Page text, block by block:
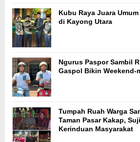
Kubu Raya Juara
di Kayong Utara
Ngurus Paspor Sambil
Gaspol Bikin Weekend-
Tumpah Ruah Warga
Taman Pasar Kakap,
Kerinduan Masyarakat